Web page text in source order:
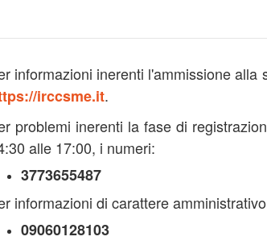
informazioni inerenti l'ammissione
irccsme.it.
problemi inerenti la fase di
alle 17:00, i numeri:
3773655487
informazioni di carattere
09060128103